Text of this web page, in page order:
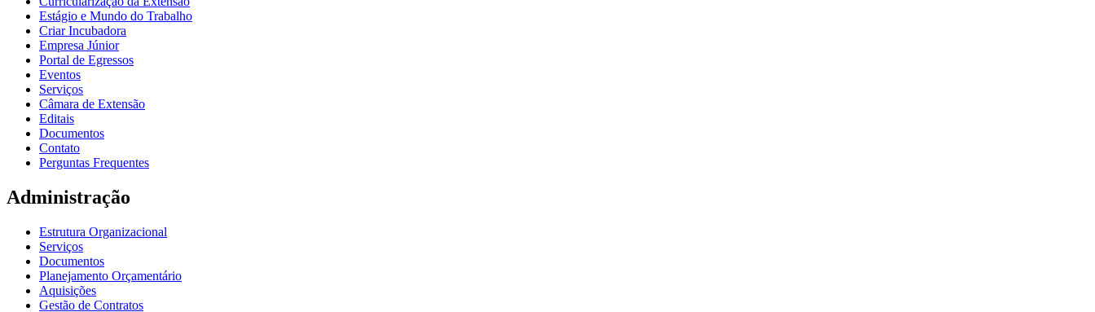
Estágio e Mundo do Trabalho
Criar Incubadora
Empresa Júnior
Portal de Egressos
Eventos
Serviços
Câmara de Extensão
Editais
Documentos
Contato
Perguntas Frequentes
Administração
Estrutura Organizacional
Serviços
Documentos
Planejamento Orçamentário
Aquisições
Gestão de Contratos